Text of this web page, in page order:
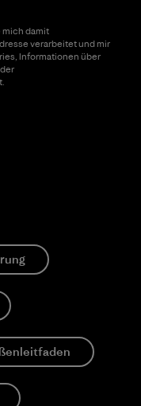
mich damit
verarbeitet und mir
Informationen über